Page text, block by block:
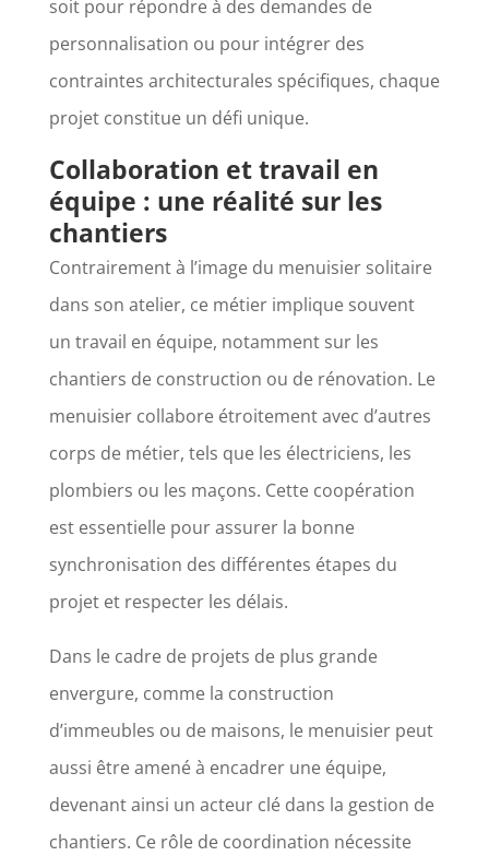
soit pour répondre à des demandes de
personnalisation ou pour intégrer des
contraintes architecturales spécifiques, chaque
projet constitue un défi unique.
Collaboration et travail en
équipe : une réalité sur les
chantiers
Contrairement à l’image du menuisier solitaire
dans son atelier, ce métier implique souvent
un travail en équipe, notamment sur les
chantiers de construction ou de rénovation. Le
menuisier collabore étroitement avec d’autres
corps de métier, tels que les électriciens, les
plombiers ou les maçons. Cette coopération
est essentielle pour assurer la bonne
synchronisation des différentes étapes du
projet et respecter les délais.
Dans le cadre de projets de plus grande
envergure, comme la construction
d’immeubles ou de maisons, le menuisier peut
aussi être amené à encadrer une équipe,
devenant ainsi un acteur clé dans la gestion de
chantiers. Ce rôle de coordination nécessite